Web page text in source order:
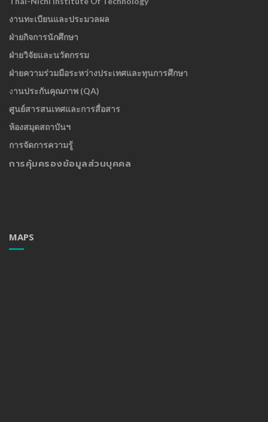
งานทะเบียนและประมวลผล
ฝ่ายกิจการนักศึกษา
ฝ่ายวิจัยและนวัตกรรม
ฝ่ายความร่วมมือระหว่างประเทศและทุนการศึกษา
งานประกันคุณภาพ (QA)
ศูนย์สารสนเทศและการสื่อสาร
ห้องสมุดสถาบันฯ
การจัดการความรู้
การคุ้มครองข้อมูลส่วนบุคคล
MAPS